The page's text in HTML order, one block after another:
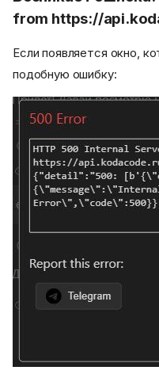
from https://
Если появляется окно,
подобную ошибку: